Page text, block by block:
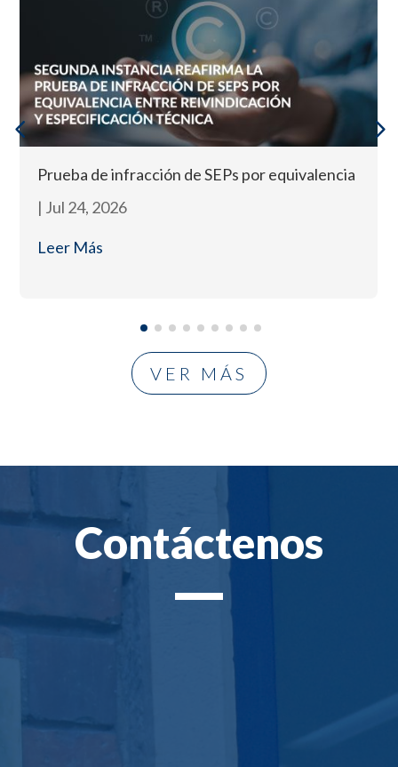
Prueba de infracción de SEPs por equivalencia
| Jul 24, 2026
Leer Más
VER MÁS
Contáctenos